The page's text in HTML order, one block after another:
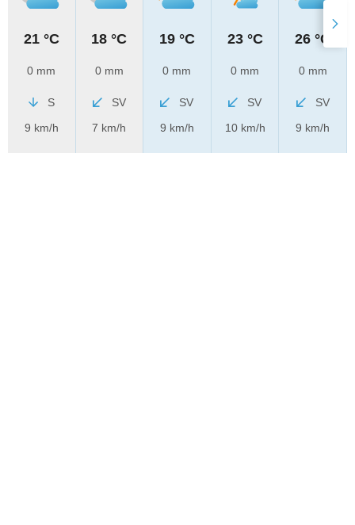
21 °C
0 mm
S
9 km/h
18 °C
0 mm
SV
7 km/h
19 °C
0 mm
SV
9 km/h
23 °C
0 mm
SV
10 km/h
26 °C
0 mm
SV
9 km/h